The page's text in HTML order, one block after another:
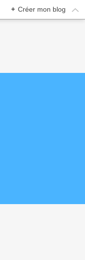
+ Créer mon blog